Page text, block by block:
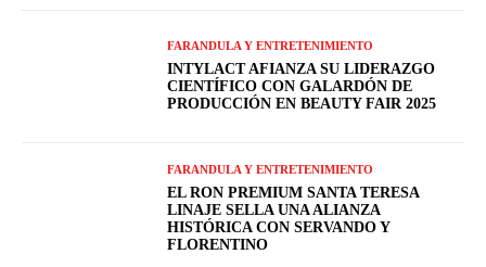
FARANDULA Y ENTRETENIMIENTO
INTYLACT AFIANZA SU LIDERAZGO
CIENTÍFICO CON GALARDÓN DE
PRODUCCIÓN EN BEAUTY FAIR 2025
FARANDULA Y ENTRETENIMIENTO
EL RON PREMIUM SANTA TERESA
LINAJE SELLA UNA ALIANZA
HISTÓRICA CON SERVANDO Y
FLORENTINO